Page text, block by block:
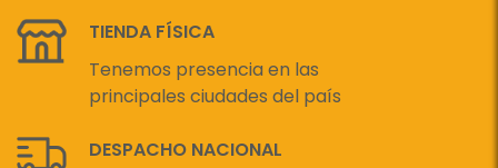
TIENDA FÍSICA
Tenemos presencia en las
principales ciudades del país
DESPACHO NACIONAL